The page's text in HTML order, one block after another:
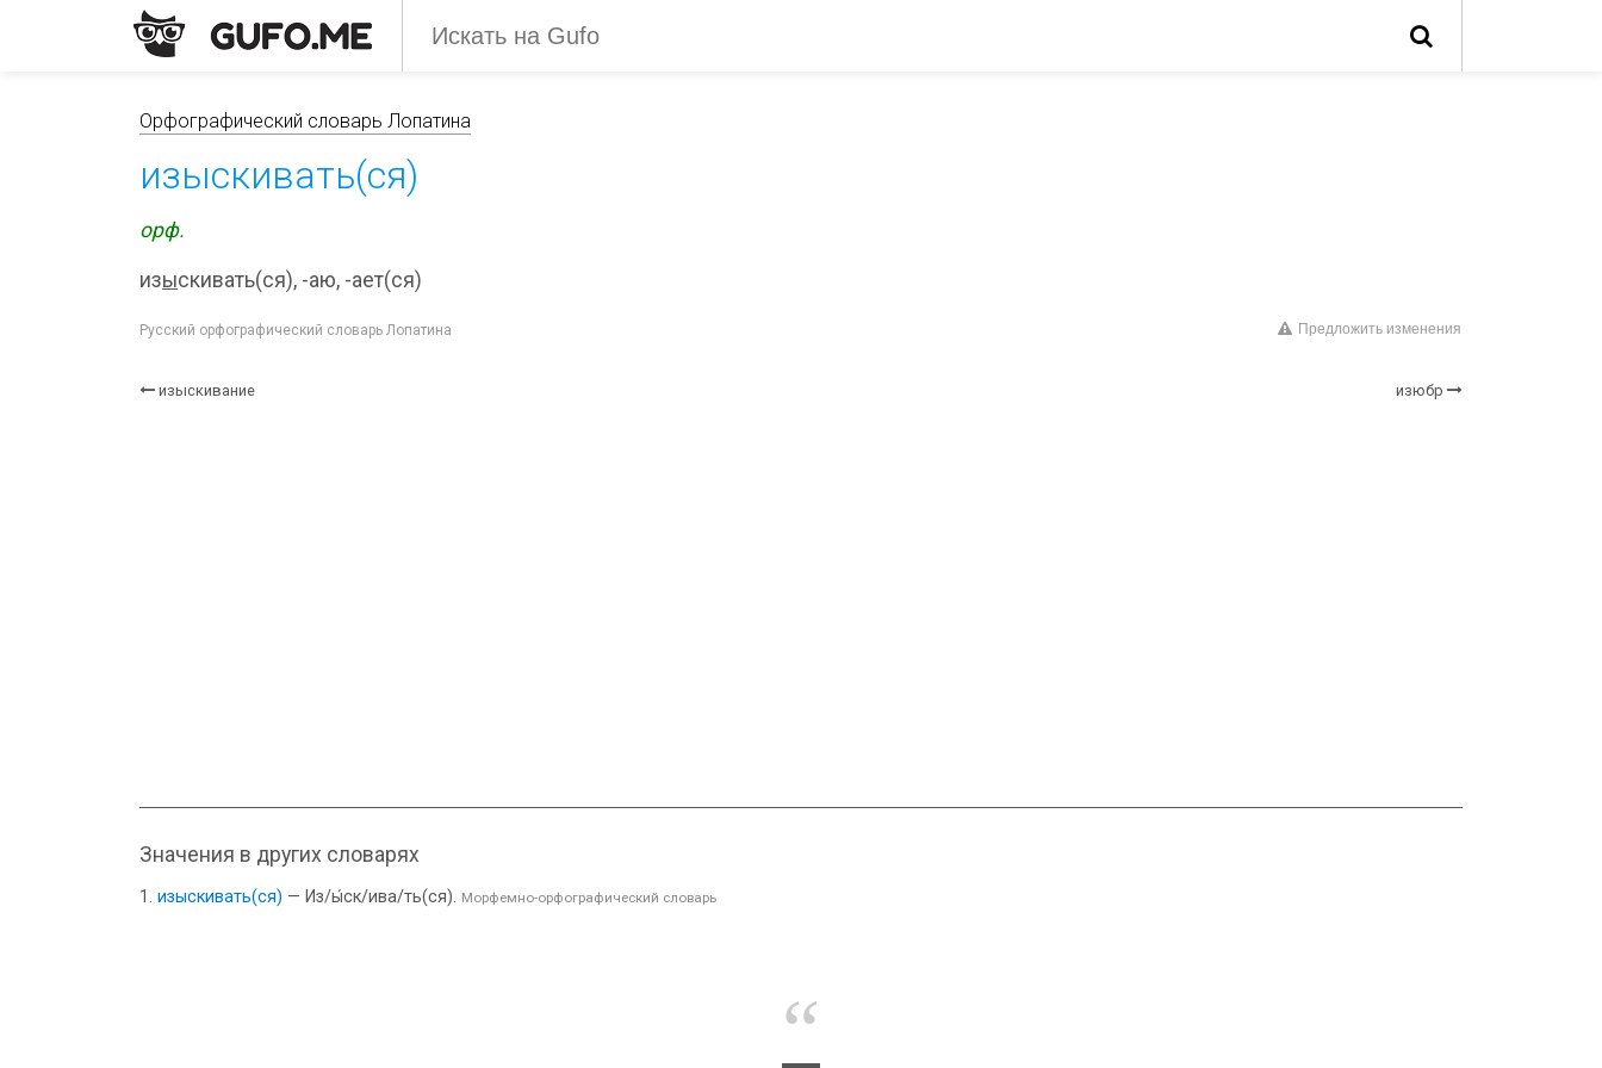
Орфографический словарь Лопатина
изыскивать(ся)
орф.
изыскивать(ся), -аю, -ает(ся)
Русский орфографический словарь Лопатина Предложить изменения
изыскивание изюбр
Значения в других словарях
изыскивать(ся) — Из/ы́ск/ива/ть(ся). Морфемно-орфографический словарь